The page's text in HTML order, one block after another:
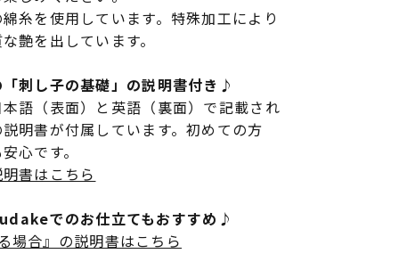
糸を使用しています。特殊加工により
艶を出しています。
刺し子の基礎」の説明書付き♪
語（表面）と英語（裏面）で記載され
明書が付属しています。初めての方
心です。
書はこちら
でのお仕立てもおすすめ♪
場合』の説明書はこちら